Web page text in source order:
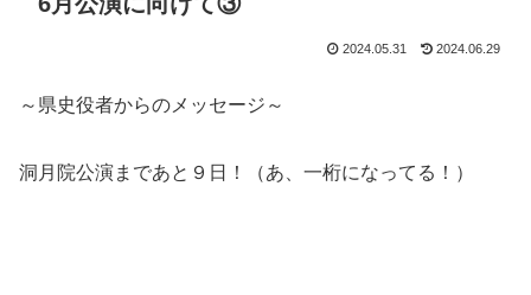
2024.05.31 2024.06.29
～県史役者からのメッセージ～
洞月院公演まであと９日！（あ、一桁になってる！）